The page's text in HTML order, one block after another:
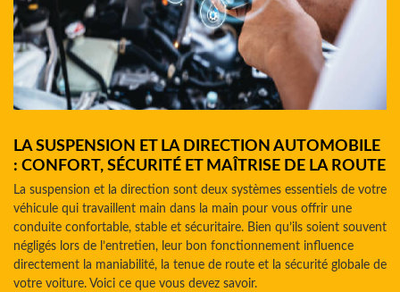
LA SUSPENSION ET LA DIRECTION AUTOMOBILE
: CONFORT, SÉCURITÉ ET MAÎTRISE DE LA ROUTE
La suspension et la direction sont deux systèmes essentiels de votre
véhicule qui travaillent main dans la main pour vous offrir une
conduite confortable, stable et sécuritaire. Bien qu’ils soient souvent
négligés lors de l’entretien, leur bon fonctionnement influence
directement la maniabilité, la tenue de route et la sécurité globale de
votre voiture. Voici ce que vous devez savoir.